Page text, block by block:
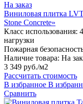
На заказ
Виниловая плитка
Stone Concrete»
Класс использования:
нагрузки
Пожарная
Наличие товара: На
3 349 руб./м2
Рассчитать стоимость
В избранное В
Сравнить